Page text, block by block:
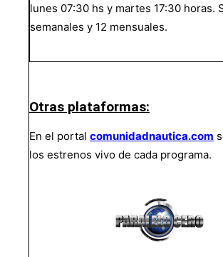
lunes 07:30 hs y martes 17:30 horas.
semanales y 12 mensuales.
Otras plataformas:
En el portal comunidadnautica.com
los estrenos vivo de cada programa.